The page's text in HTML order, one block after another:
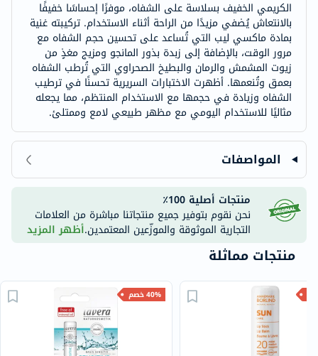
الكريمي الخفيف بسلاسة على الشفاه، موفرًا إحساسًا خفيفًا
بالانتعاش يُضفي مزيدًا من الراحة أثناء الاستخدام. تركيبته غنية
بمادة ماكسي ليب التي تُساعد على تحسين حجم الشفاه مع
مرور الوقت، بالإضافة إلى زبدة بذور المانجو ومزيج مغذٍ من
زيوت المشمش والرمان والبطيخ الصحراوي التي تُرطب الشفاه
بعمق وتُنعمها. أظهرت الاختبارات السريرية تحسنًا في ترطيب
الشفاه وزيادة في حجمها مع الاستخدام المنتظم، مما يجعله
مثاليًا للاستخدام اليومي مع مظهر طبيعي لامع وممتلئ.
المواصفات
منتجات أصلية 100٪
نحن نقوم بتوفير جميع منتجاتنا مباشرة من العلامات
التجارية الموثوقة والموزّعين المعتمدين.أظهر المزيد
منتجات مماثلة
40% خصم